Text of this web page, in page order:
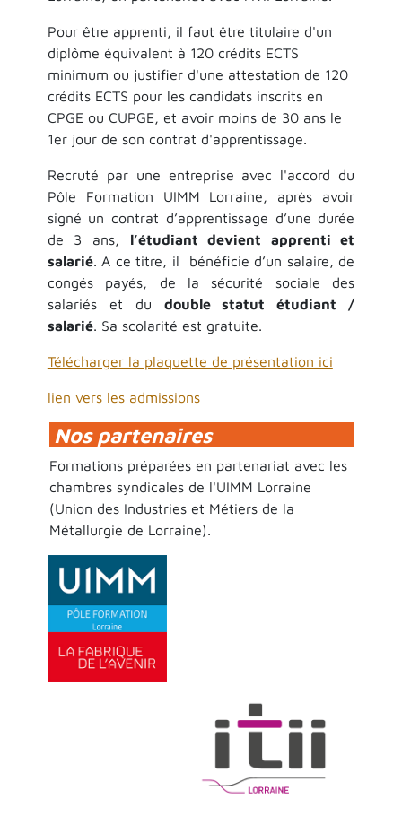
Pour être apprenti, il faut être titulaire d'un
diplôme équivalent à 120 crédits ECTS
minimum ou justifier d'une attestation de 120
crédits ECTS pour les candidats inscrits en
CPGE ou CUPGE, et avoir moins de 30 ans le
1er jour de son contrat d'apprentissage.
Recruté par une entreprise avec l'accord du
Pôle Formation UIMM Lorraine, après avoir
signé un contrat d’apprentissage d’une durée
de 3 ans, l’étudiant devient apprenti et
salarié. A ce titre, il bénéficie d’un salaire, de
congés payés, de la sécurité sociale des
salariés et du double statut étudiant /
salarié. Sa scolarité est gratuite.
Télécharger la plaquette de présentation ici
lien vers les admissions
Nos partenaires
Formations préparées en partenariat avec les
chambres syndicales de l'UIMM Lorraine
(Union des Industries et Métiers de la
Métallurgie de Lorraine).